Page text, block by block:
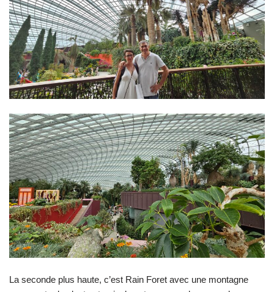
La seconde plus haute, c’est Rain Foret avec une montagne